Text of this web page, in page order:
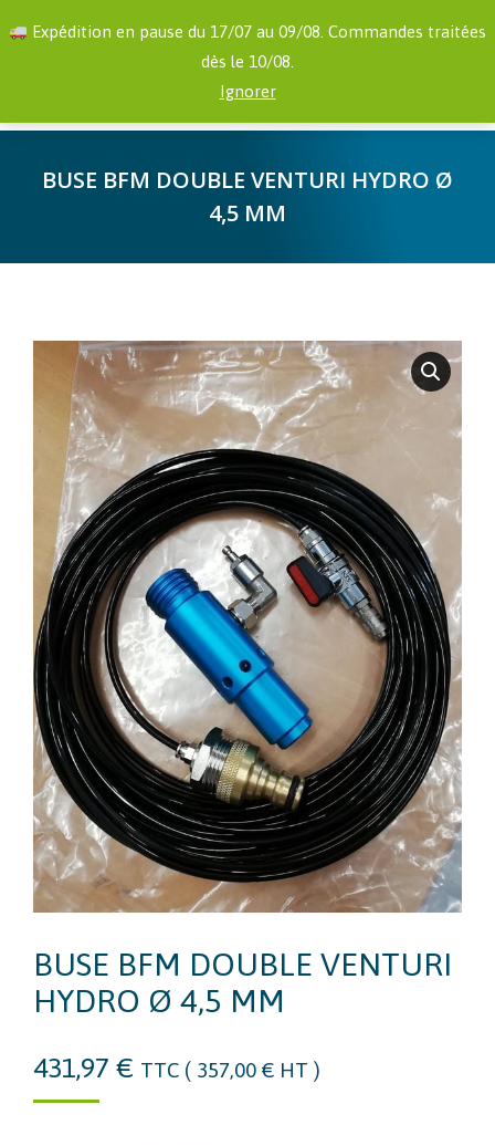
Expédition en pause du 17/07 au 09/08. Commandes traitées
dès le 10/08.
Ignorer
window
opens
window
:
BUSE BFM DOUBLE VENTURI HYDRO Ø
4,5 MM
BUSE BFM DOUBLE VENTURI
HYDRO Ø 4,5 MM
431,97 € TTC ( 357,00 € HT )